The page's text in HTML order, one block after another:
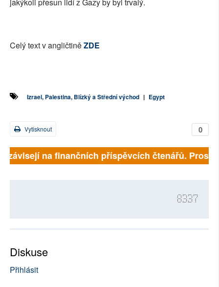
jakýkoli přesun lidí z Gazy by byl trvalý.
Celý text v angličtiněZDE
Izrael, Palestina, Blízký a Střední východ | Egypt
0
Vytisknout
na finančních příspěvcích čtenářů.
8337
Diskuse
Přihlásit